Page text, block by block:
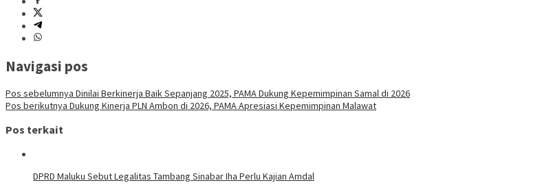
Navigasi pos
Pos sebelumnya Dinilai Berkinerja Baik Sepanjang 2025, PAMA Dukung Kepemimpinan Samal di 2026
Pos berikutnya Dukung Kinerja PLN Ambon di 2026, PAMA Apresiasi Kepemimpinan Malawat
Pos terkait
DPRD Maluku Sebut Legalitas Tambang Sinabar Iha Perlu Kajian Amdal